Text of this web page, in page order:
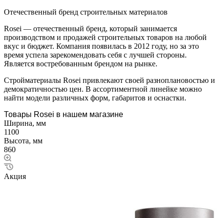
Отечественный бренд строительных материалов
Rosei — отечественный бренд, который занимается
производством и продажей строительных товаров на любой
вкус и бюджет. Компания появилась в 2012 году, но за это
время успела зарекомендовать себя с лучшей стороны.
Является востребованным брендом на рынке.
Стройматериалы Rosei привлекают своей разноплановостью и
демократичностью цен. В ассортиментной линейке можно
найти модели различных форм, габаритов и оснастки.
Товары Rosei в нашем магазине
Ширина, мм
1100
Высота, мм
860
Акция